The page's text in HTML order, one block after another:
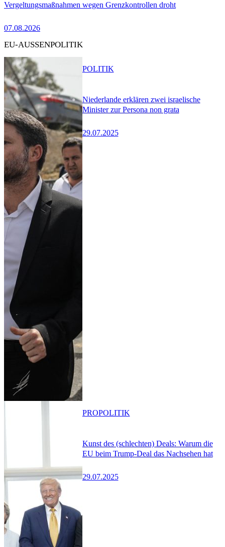
Vergeltungsmaßnahmen wegen Grenzkontrollen droht
07.08.2026
EU-AUSSENPOLITIK
Niederlande erklären zwei israelische
Minister zur Persona non grata
29.07.2025
POLITIK
Kunst des (schlechten) Deals: Warum die
EU beim Trump-Deal das Nachsehen hat
29.07.2025
PROPOLITIK